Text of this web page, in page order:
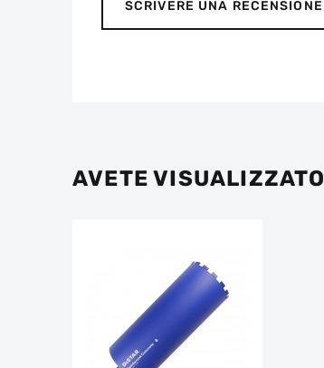
SCRIVERE UNA RECENSIONE
AVETE VISUALIZZATO